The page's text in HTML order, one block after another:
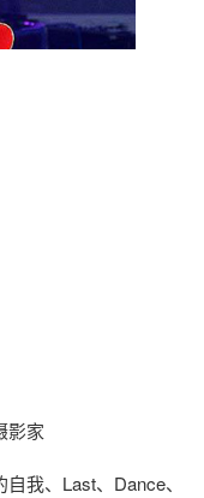
影家
我、Last、Dance、